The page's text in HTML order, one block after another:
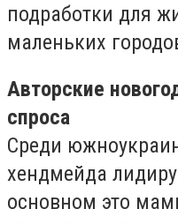
подработки для
маленьких
Авторские
спроса
Среди
хендмейда
основном это